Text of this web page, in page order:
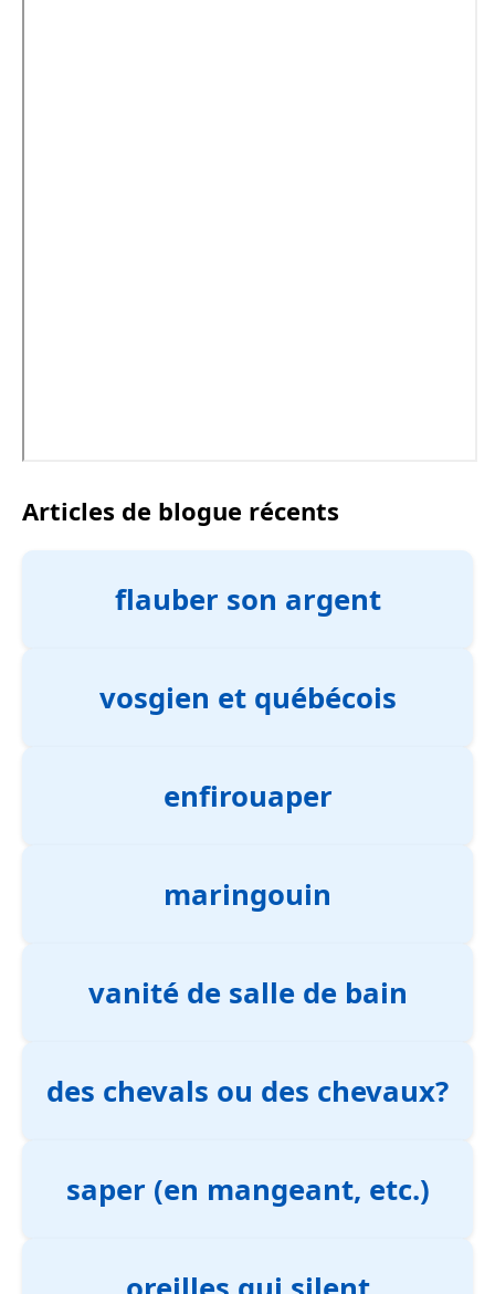
Articles de blogue récents
flauber son argent
vosgien et québécois
enfirouaper
maringouin
vanité de salle de bain
des chevals ou des chevaux?
saper (en mangeant, etc.)